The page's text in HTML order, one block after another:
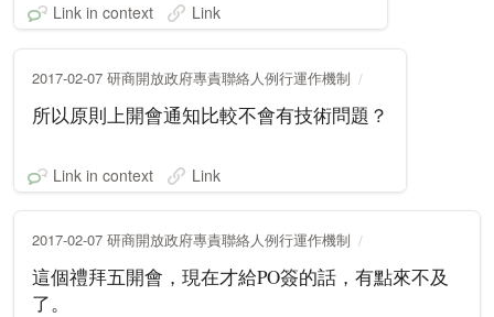
Link in context Link
2017-02-07 研商開放政府專責聯絡人例行運作機制
所以原則上開會通知比較不會有技術問題？
Link in context Link
2017-02-07 研商開放政府專責聯絡人例行運作機制
這個禮拜五開會，現在才給PO簽的話，有點來不及
了。